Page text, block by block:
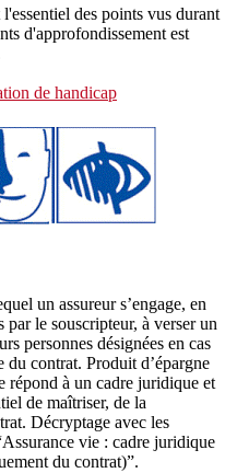
des points vus durant
d'approfondissement est
de handicap
un assureur s’engage, en
le souscripteur, à verser un
personnes désignées en cas
du contrat. Produit d’épargne
répond à un cadre juridique et
de maîtriser, de la
Décryptage avec les
vie : cadre juridique
du contrat)”.